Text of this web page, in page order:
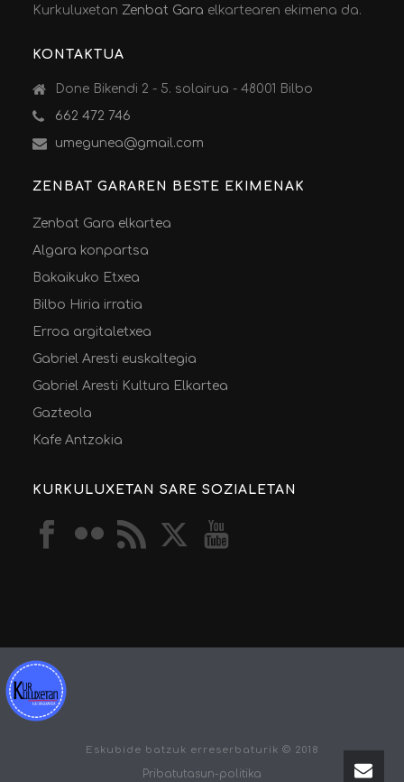
Kurkuluxetan Zenbat Gara elkartearen ekimena da.
KONTAKTUA
Done Bikendi 2 - 5. solairua - 48001 Bilbo
662 472 746
umegunea@gmail.com
ZENBAT GARAREN BESTE EKIMENAK
Zenbat Gara elkartea
Algara konpartsa
Bakaikuko Etxea
Bilbo Hiria irratia
Erroa argitaletxea
Gabriel Aresti euskaltegia
Gabriel Aresti Kultura Elkartea
Gazteola
Kafe Antzokia
KURKULUXETAN SARE SOZIALETAN
Eskubide batzuk erreserbaturik © 2018
Pribatutasun-politika